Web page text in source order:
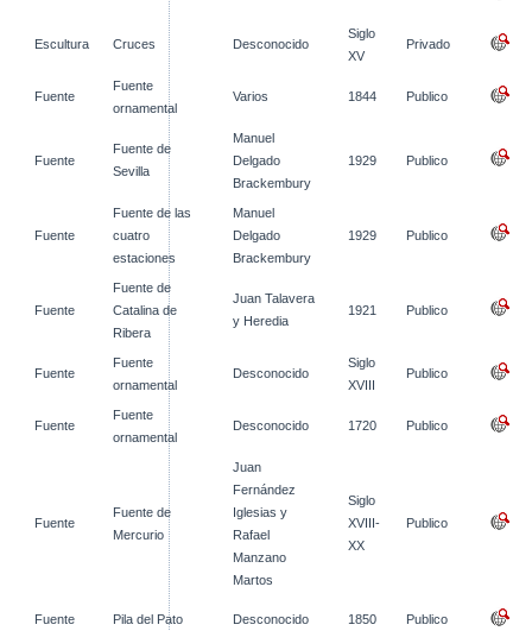
Escultura Cruces Desconocido
Siglo
XV
Privado
Fuente
Fuente
ornamental
Varios 1844 Publico
Fuente
Fuente de
Sevilla
Manuel
Delgado
Brackembury
1929 Publico
Fuente
Fuente de las
cuatro
estaciones
Manuel
Delgado
Brackembury
1929 Publico
Fuente
Fuente de
Catalina de
Ribera
Juan Talavera
y Heredia
1921 Publico
Fuente
Fuente
ornamental
Desconocido
Siglo
XVIII
Publico
Fuente
Fuente
ornamental
Desconocido 1720 Publico
Fuente
Fuente de
Mercurio
Juan
Fernández
Iglesias y
Rafael
Manzano
Martos
Siglo
XVIII-
XX
Publico
Fuente Pila del Pato Desconocido 1850 Publico